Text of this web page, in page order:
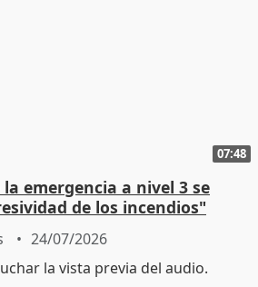
07:48
emergencia a nivel 3 se
de los incendios"
24/07/2026